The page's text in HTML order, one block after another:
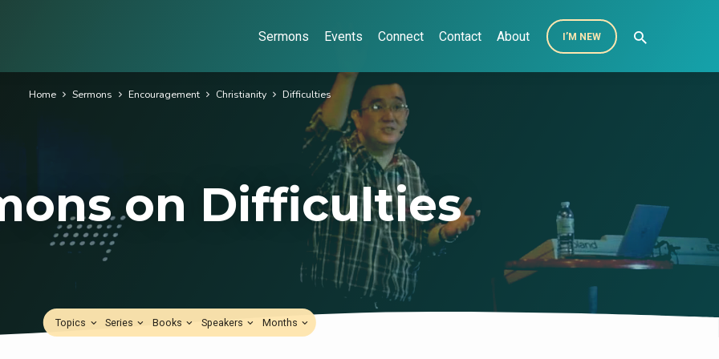
Sermons Events Connect Contact About I’M NEW
on Difficulties
Home Sermons Encouragement Christianity Difficulties
Topics Series Books Speakers Months